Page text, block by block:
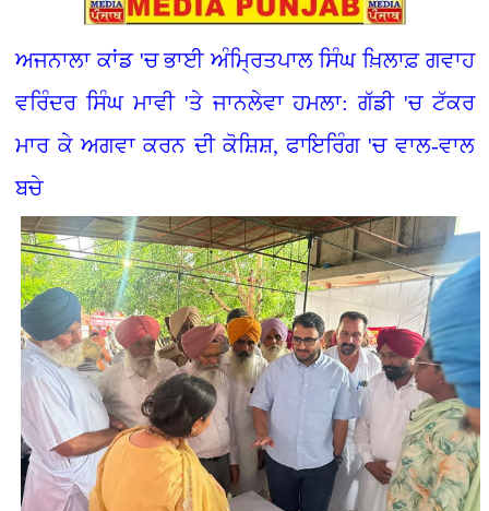
ਅਜਨਾਲਾ ਕਾਂਡ 'ਚ ਭਾਈ ਅੰਮ੍ਰਿਤਪਾਲ ਸਿੰਘ ਖ਼ਿਲਾਫ਼ ਗਵਾਹ
ਵਰਿੰਦਰ ਸਿੰਘ ਮਾਵੀ 'ਤੇ ਜਾਨਲੇਵਾ ਹਮਲਾ: ਗੱਡੀ 'ਚ ਟੱਕਰ
ਮਾਰ ਕੇ ਅਗਵਾ ਕਰਨ ਦੀ ਕੋਸ਼ਿਸ਼, ਫਾਇਰਿੰਗ 'ਚ ਵਾਲ-ਵਾਲ
ਬਚੇ